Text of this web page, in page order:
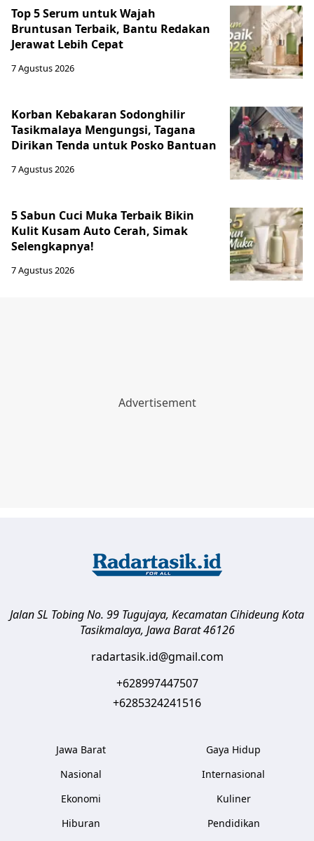
Top 5 Serum untuk Wajah
Bruntusan Terbaik, Bantu Redakan
Jerawat Lebih Cepat
7 Agustus 2026
Korban Kebakaran Sodonghilir
Tasikmalaya Mengungsi, Tagana
Dirikan Tenda untuk Posko Bantuan
7 Agustus 2026
5 Sabun Cuci Muka Terbaik Bikin
Kulit Kusam Auto Cerah, Simak
Selengkapnya!
7 Agustus 2026
Jalan SL Tobing No. 99 Tugujaya, Kecamatan CihideungKota
Tasikmalaya, Jawa Barat 46126
radartasik.id@gmail.com
+628997447507
+6285324241516
Jawa Barat
Nasional
Ekonomi
Hiburan
Gaya Hidup
Internasional
Kuliner
Pendidikan